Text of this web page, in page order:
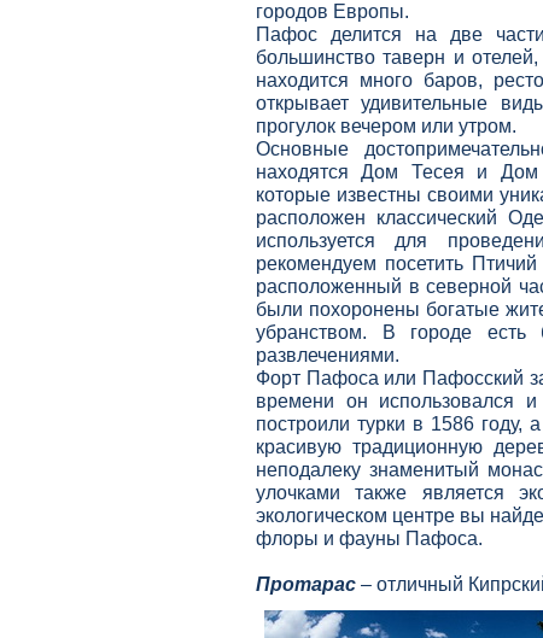
городов Европы.
Пафос делится на две
большинство таверн и
находится много баров,
открывает удивительные
прогулок вечером или утром.
Основные
находятся Дом Тесея и
которые известны своими
расположен классический
используется для
рекомендуем посетить
расположенный в северной
были похоронены богатые
убранством. В городе
развлечениями.
Форт Пафоса или Пафосский
времени он использовался
построили турки в 1586 году,
красивую традиционную
неподалеку знаменитый
улочками также является
экологическом центре вы
флоры и фауны Пафоса.
Протарас – отличный